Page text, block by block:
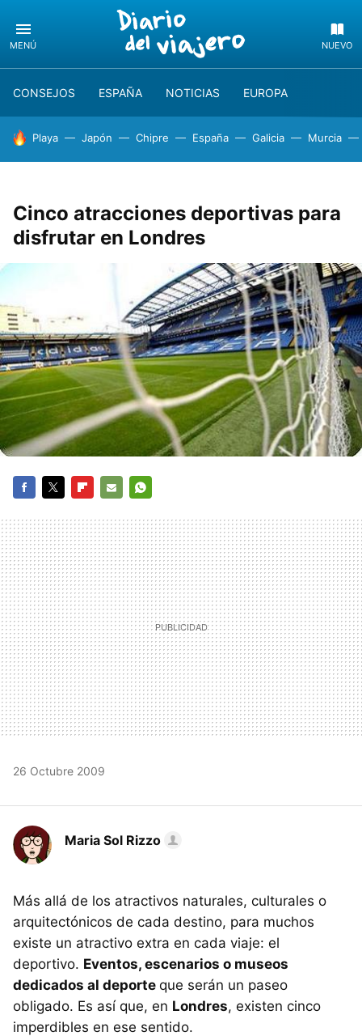
MENÚ NUEVO
CONSEJOS ESPAÑA NOTICIAS EUROPA
HOY SE HABLA DE
Playa Japón Chipre España Galicia Murcia
Cinco atracciones deportivas para
disfrutar en Londres
MAIL
26 Octubre 2009
Maria Sol Rizzo
Más allá de los atractivos naturales, culturales o
arquitectónicos de cada destino, para muchos
existe un atractivo extra en cada viaje: el
deportivo. Eventos, escenarios o museos
dedicados al deporte que serán un paseo
obligado. Es así que, en Londres, existen cinco
imperdibles en ese sentido.